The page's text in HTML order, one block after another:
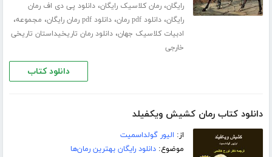
رایگان،رمان کلاسیک رایگان،دانلود پی دی اف رمان
رایگان،دانلود pdf رمان ،دانلود pdf رمان رایگان ، مجموعه،
ادبیات کلاسیک جهان،دانلود رمان تاریخیداستان تاریخی
خارجی
دانلود کتاب
دانلود کتاب رمان کشیش ویکفیلد
از: الیور گولداسمیت
موضوع:دانلود رایگان بهترین رمان‌ها